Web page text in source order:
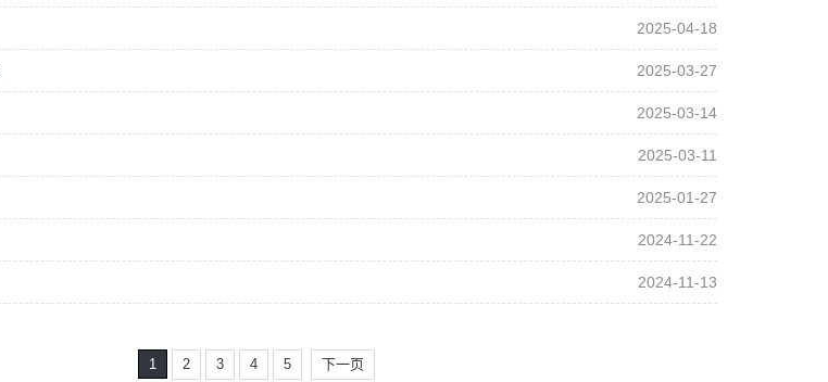
2025-04-18
2025-03-27
2025-03-14
2025-03-11
2025-01-27
2024-11-22
2024-11-13
1 2 3 4 5 下一页